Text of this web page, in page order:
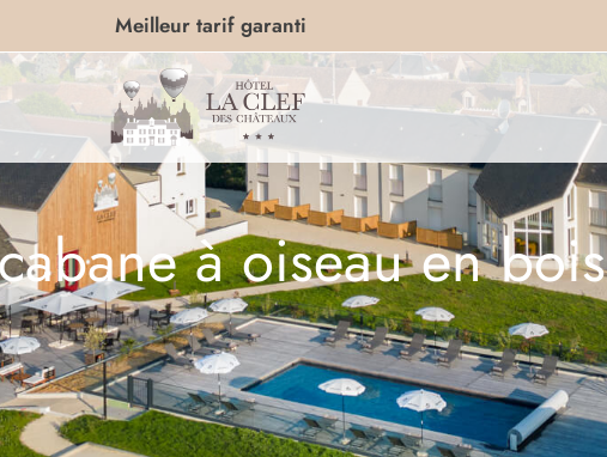
Meilleur tarif garanti
à oiseau en bois